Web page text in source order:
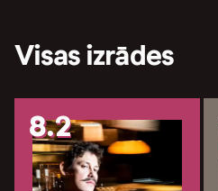
Visas izrādes
8.2